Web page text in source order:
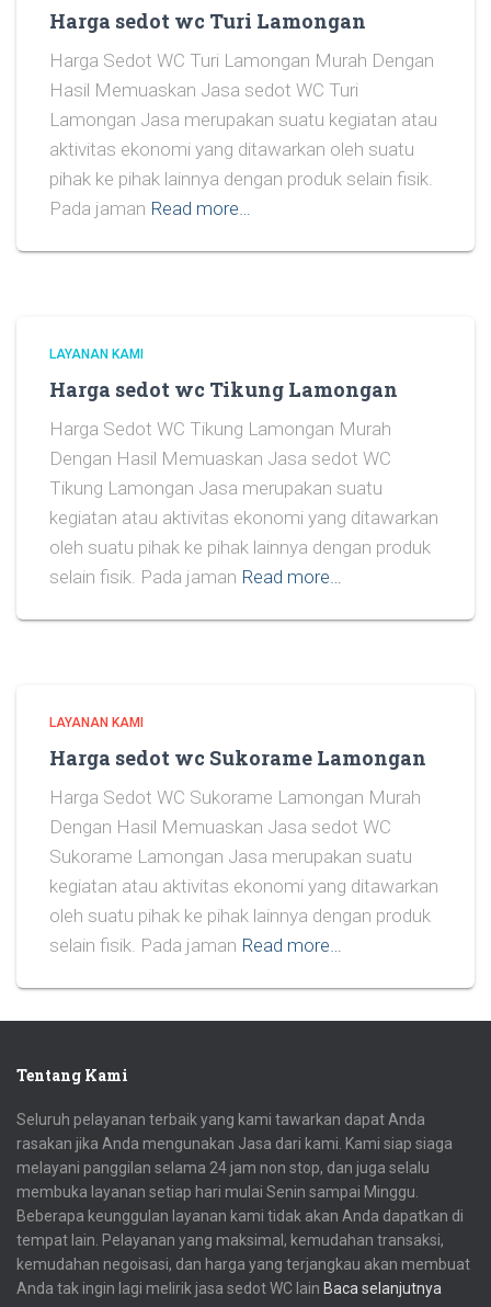
Harga sedot wc Turi Lamongan
Harga Sedot WC Turi Lamongan Murah Dengan
Hasil Memuaskan Jasa sedot WC Turi
Lamongan Jasa merupakan suatu kegiatan atau
aktivitas ekonomi yang ditawarkan oleh suatu
pihak ke pihak lainnya dengan produk selain fisik.
Pada jaman Read more…
LAYANAN KAMI
Harga sedot wc Tikung Lamongan
Harga Sedot WC Tikung Lamongan Murah
Dengan Hasil Memuaskan Jasa sedot WC
Tikung Lamongan Jasa merupakan suatu
kegiatan atau aktivitas ekonomi yang ditawarkan
oleh suatu pihak ke pihak lainnya dengan produk
selain fisik. Pada jaman Read more…
LAYANAN KAMI
Harga sedot wc Sukorame Lamongan
Harga Sedot WC Sukorame Lamongan Murah
Dengan Hasil Memuaskan Jasa sedot WC
Sukorame Lamongan Jasa merupakan suatu
kegiatan atau aktivitas ekonomi yang ditawarkan
oleh suatu pihak ke pihak lainnya dengan produk
selain fisik. Pada jaman Read more…
Tentang Kami
Seluruh pelayanan terbaik yang kami tawarkan dapat Anda
rasakan jika Anda mengunakan Jasa dari kami. Kami siap siaga
melayani panggilan selama 24 jam non stop, dan juga selalu
membuka layanan setiap hari mulai Senin sampai Minggu.
Beberapa keunggulan layanan kami tidak akan Anda dapatkan di
tempat lain. Pelayanan yang maksimal, kemudahan transaksi,
kemudahan negoisasi, dan harga yang terjangkau akan membuat
Anda tak ingin lagi melirik jasa sedot WC lain Baca selanjutnya